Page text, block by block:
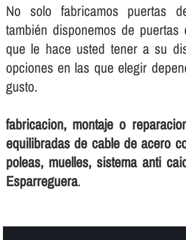
No solo fabricamos puertas
también disponemos de puertas
que le hace usted tener a su
opciones en las que elegir
gusto.
fabricacion, montaje o
equilibradas de cable de acero
poleas, muelles, sistema anti
Esparreguera.